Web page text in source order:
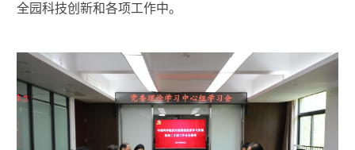
全园科技创新和各项工作中。